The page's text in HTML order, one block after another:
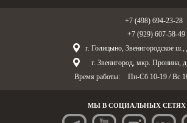
+7 (498) 694-23-28
+7 (929) 607-58-49
г. Голицыно, Звенигородское ш.,
г. Звенигород, мкр. Пронина,
Время работы:
Пн-Сб 10-19 / Вс
МЫ В СОЦИАЛЬНЫХ СЕТЯХ